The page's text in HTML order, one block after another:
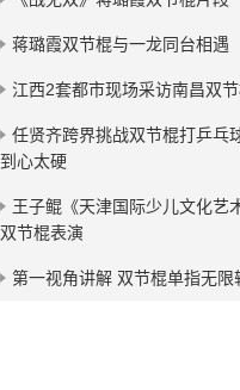
蒋璐霞双节棍与一龙同台相遇
江西2套都市现场采访南昌双
任贤齐跨界挑战双节棍打乒乓
到心太硬
王子鲲《天津国际少儿文化艺
双节棍表演
第一视角讲解 双节棍单指无限